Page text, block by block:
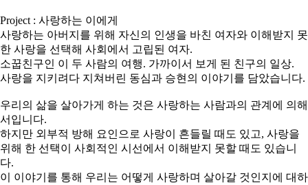
Project : 사랑하는 이에게
사랑하는 아버지를 위해 자신의 인생을 바친 여자와 이해받지 못
한 사랑을 선택해 사회에서 고립된 여자.
소꿉친구인 이 두 사람의 여행. 가까이서 보게 된 친구의 일상.
사랑을 지키려다 지쳐버린 동심과 승현의 이야기를 담았습니다.
우리의 삶을 살아가게 하는 것은 사랑하는 사람과의 관계에 의해
서입니다.
하지만 외부적 방해 요인으로 사랑이 흔들릴 때도 있고, 사랑을
위해 한 선택이 사회적인 시선에서 이해받지 못할 때도 있습니
다.
이 이야기를 통해 우리는 어떻게 사랑하며 살아갈 것인지에 대하